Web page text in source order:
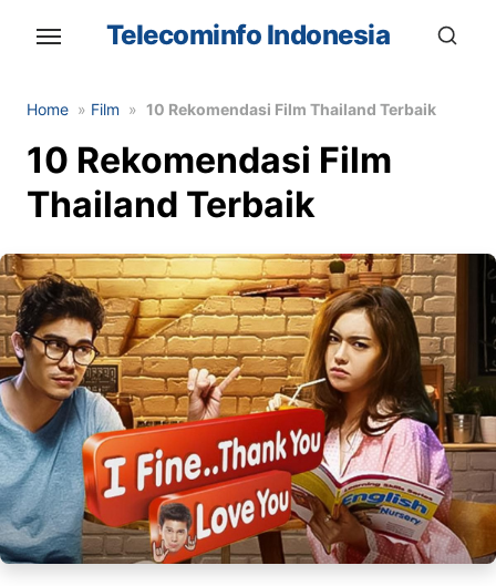
content
Telecominfo Indonesia
Home » Film » 10 Rekomendasi Film Thailand Terbaik
10 Rekomendasi Film
Thailand Terbaik